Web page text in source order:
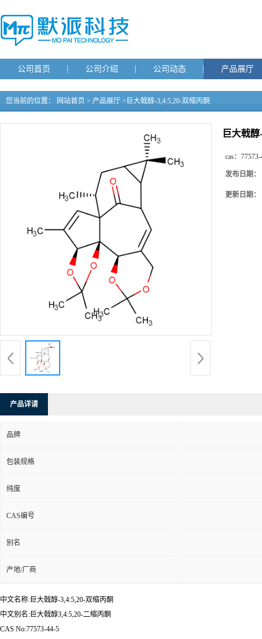
公司首页 公司介绍 公司动态 产品展厅
您当前的位置： 网站首页 > 产品展厅 > 巨大戟醇-3,4:5,20-双缩丙酮
巨大戟
cas：
发布日期：
更新日期：
产品详请
品牌
包装规格
纯度
CAS编号
别名
产地/厂商
中文名称:巨大戟醇-3,4:5,20-双缩丙酮
中文别名:巨大戟醇3,4:5,20-二缩丙酮
CAS No:77573-44-5